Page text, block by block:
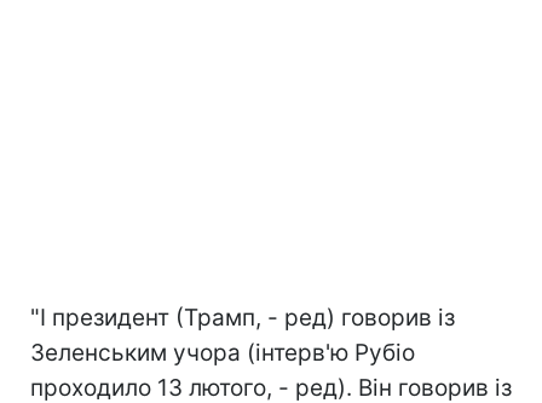
"І президент (Трамп, - ред) говорив із
Зеленським учора (інтерв'ю Рубіо
проходило 13 лютого, - ред). Він говорив із